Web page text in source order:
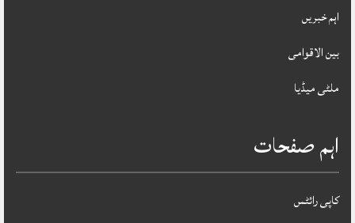
اہم خبریں
بین الاقوامی
ملٹی میڈیا
اہم صفحات
کاپی رائٹس